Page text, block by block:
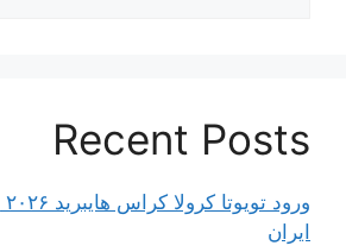
Recent Posts
ایران